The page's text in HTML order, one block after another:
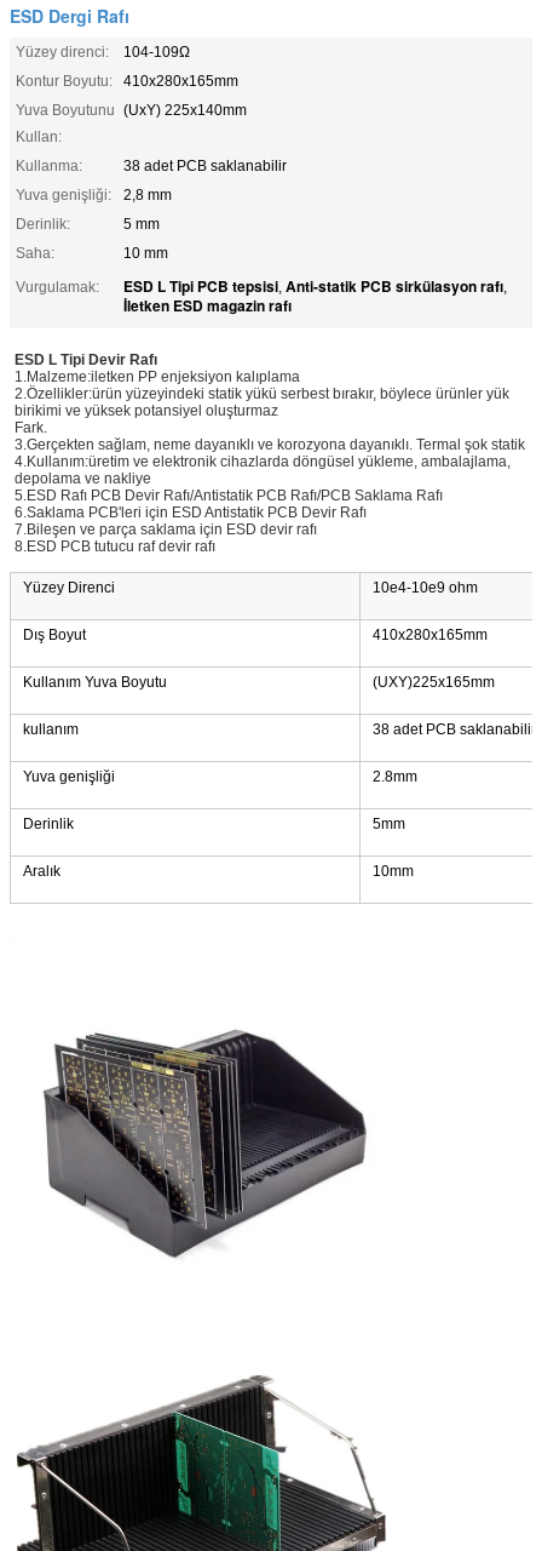
ESD Dergi Rafı
Yüzey direnci:
104-109Ω
Kontur Boyutu:
410x280x165mm
Yuva Boyutunu
Kullan:
(UxY) 225x140mm
Kullanma:
38 adet PCB saklanabilir
Yuva genişliği:
2,8 mm
Derinlik:
5 mm
Saha:
10 mm
Vurgulamak:
ESD L Tipi PCB tepsisi, Anti-statik PCB sirkülasyon rafı,
İletken ESD magazin rafı
ESD L Tipi Devir Rafı
1.Malzeme:iletken PP enjeksiyon kalıplama
2.Özellikler:ürün yüzeyindeki statik yükü serbest bırakır, böylece ürünler yük
birikimi ve yüksek potansiyel oluşturmaz
Fark.
3.Gerçekten sağlam, neme dayanıklı ve korozyona dayanıklı. Termal şok statik
4.Kullanım:üretim ve elektronik cihazlarda döngüsel yükleme, ambalajlama,
depolama ve nakliye
5.ESD Rafı PCB Devir Rafı/Antistatik PCB Rafı/PCB Saklama Rafı
6.Saklama PCB'leri için ESD Antistatik PCB Devir Rafı
7.Bileşen ve parça saklama için ESD devir rafı
8.ESD PCB tutucu raf devir rafı
Yüzey Direnci 10e4-10e9 ohm
Dış Boyut 410x280x165mm
Kullanım Yuva Boyutu (UXY)225x165mm
kullanım 38 adet PCB saklanabilir
Yuva genişliği 2.8mm
Derinlik 5mm
Aralık 10mm